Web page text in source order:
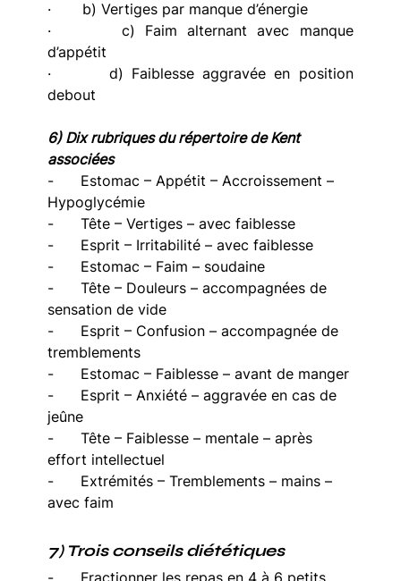
·       b) Vertiges par manque d’énergie
·       c) Faim alternant avec manque
d’appétit
·       d) Faiblesse aggravée en position
debout
6) Dix rubriques du répertoire de Kent
associées
-      Estomac – Appétit – Accroissement –
Hypoglycémie
-      Tête – Vertiges – avec faiblesse
-      Esprit – Irritabilité – avec faiblesse
-      Estomac – Faim – soudaine
-      Tête – Douleurs – accompagnées de
sensation de vide
-      Esprit – Confusion – accompagnée de
tremblements
-      Estomac – Faiblesse – avant de manger
-      Esprit – Anxiété – aggravée en cas de
jeûne
-      Tête – Faiblesse – mentale – après
effort intellectuel
-      Extrémités – Tremblements – mains –
avec faim
7) Trois conseils diététiques